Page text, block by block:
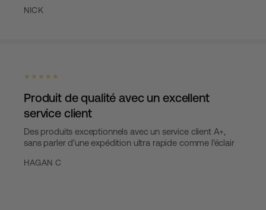
NICK
★ ★ ★ ★ ★
Produit de qualité avec un excellent
service client
Des produits exceptionnels avec un service client A+,
sans parler d’une expédition ultra rapide comme l’éclair
HAGAN C